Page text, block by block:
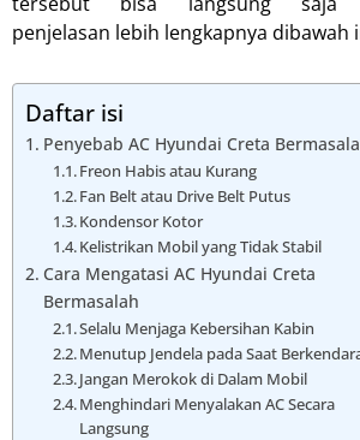
penjelasan lebih lengkapnya dibawah
Daftar isi
Penyebab AC Hyundai Creta
Freon Habis atau Kurang
Fan Belt atau Drive Belt Putus
Kondensor Kotor
Kelistrikan Mobil yang Tidak Stabil
Cara Mengatasi AC Hyundai Creta
Bermasalah
Selalu Menjaga Kebersihan Kabin
Menutup Jendela pada Saat
Jangan Merokok di Dalam Mobil
Menghindari Menyalakan AC Secara
Langsung